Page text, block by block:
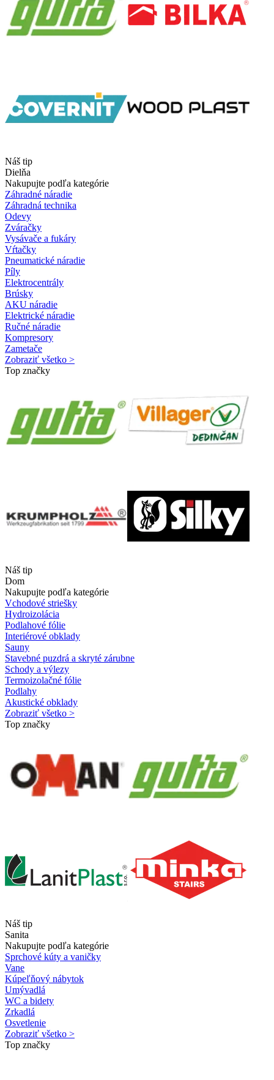
Náš tip
Dielňa
Nakupujte podľa kategórie
Záhradné náradie
Záhradná technika
Odevy
Zváračky
Vysávače a fukáry
Vŕtačky
Pneumatické náradie
Píly
Elektrocentrály
Brúsky
AKU náradie
Elektrické náradie
Ručné náradie
Kompresory
Zametače
Zobraziť všetko >
Top značky
Náš tip
Dom
Nakupujte podľa kategórie
Vchodové striešky
Hydroizolácia
Podlahové fólie
Interiérové obklady
Sauny
Stavebné puzdrá a skryté zárubne
Schody a výlezy
Termoizolačné fólie
Podlahy
Akustické obklady
Zobraziť všetko >
Top značky
Náš tip
Sanita
Nakupujte podľa kategórie
Sprchové kúty a vaničky
Vane
Kúpeľňový nábytok
Umývadlá
WC a bidety
Zrkadlá
Osvetlenie
Zobraziť všetko >
Top značky